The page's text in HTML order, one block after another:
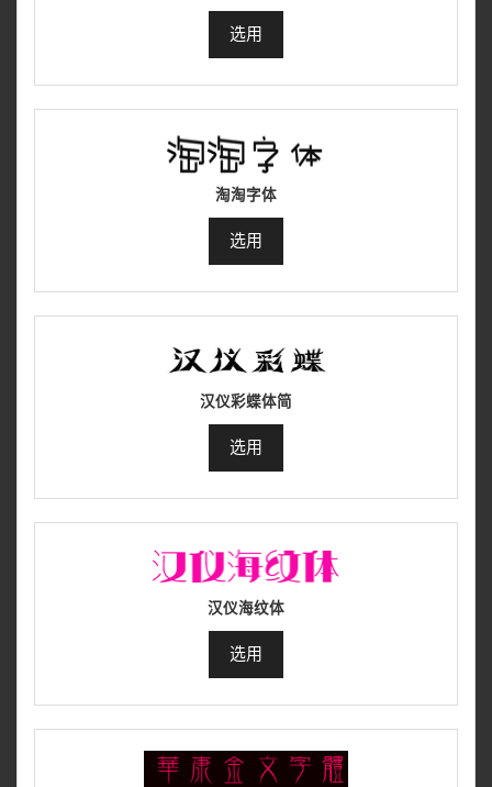
选用
淘淘字体
选用
汉仪彩蝶体简
选用
汉仪海纹体
选用